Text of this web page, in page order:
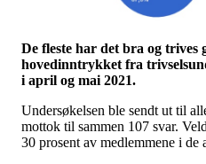
De fleste har det bra og
hovedinntrykket fra
i april og mai 2021.
Undersøkelsen ble sendt ut til
mottok til sammen 107 svar.
30 prosent av medlemmene i de